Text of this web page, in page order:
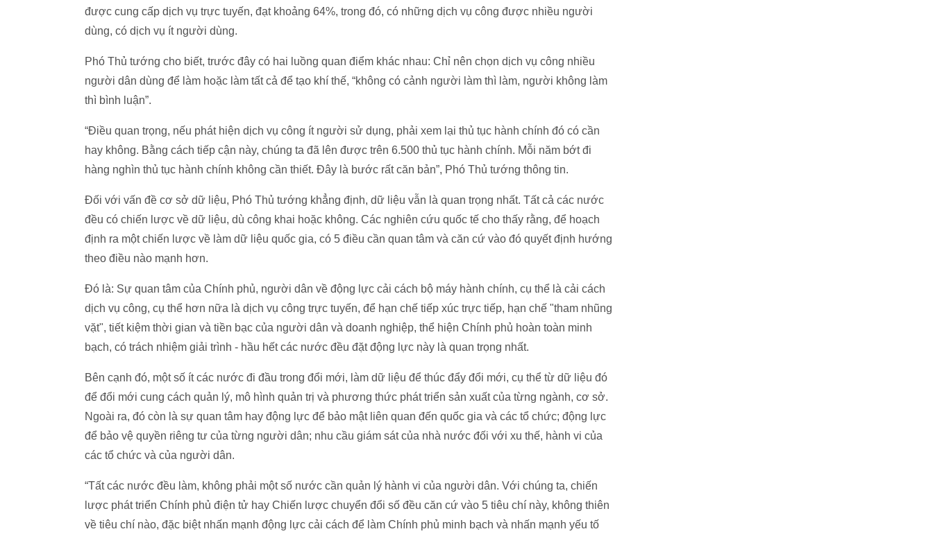
được cung cấp dịch vụ trực tuyến, đạt khoảng 64%, trong đó, có những dịch vụ công được nhiều người
dùng, có dịch vụ ít người dùng.
Phó Thủ tướng cho biết, trước đây có hai luồng quan điểm khác nhau: Chỉ nên chọn dịch vụ công nhiều
người dân dùng để làm hoặc làm tất cả để tạo khí thế, “không có cảnh người làm thì làm, người không làm
thì bình luận”.
“Điều quan trọng, nếu phát hiện dịch vụ công ít người sử dụng, phải xem lại thủ tục hành chính đó có cần
hay không. Bằng cách tiếp cận này, chúng ta đã lên được trên 6.500 thủ tục hành chính. Mỗi năm bớt đi
hàng nghìn thủ tục hành chính không cần thiết. Đây là bước rất căn bản”, Phó Thủ tướng thông tin.
Đối với vấn đề cơ sở dữ liệu, Phó Thủ tướng khẳng định, dữ liệu vẫn là quan trọng nhất. Tất cả các nước
đều có chiến lược về dữ liệu, dù công khai hoặc không. Các nghiên cứu quốc tế cho thấy rằng, để hoạch
định ra một chiến lược về làm dữ liệu quốc gia, có 5 điều cần quan tâm và căn cứ vào đó quyết định hướng
theo điều nào mạnh hơn.
Đó là: Sự quan tâm của Chính phủ, người dân về động lực cải cách bộ máy hành chính, cụ thể là cải cách
dịch vụ công, cụ thể hơn nữa là dịch vụ công trực tuyến, để hạn chế tiếp xúc trực tiếp, hạn chế "tham nhũng
vặt", tiết kiệm thời gian và tiền bạc của người dân và doanh nghiệp, thể hiện Chính phủ hoàn toàn minh
bạch, có trách nhiệm giải trình - hầu hết các nước đều đặt động lực này là quan trọng nhất.
Bên cạnh đó, một số ít các nước đi đầu trong đổi mới, làm dữ liệu để thúc đẩy đổi mới, cụ thể từ dữ liệu đó
để đổi mới cung cách quản lý, mô hình quản trị và phương thức phát triển sản xuất của từng ngành, cơ sở.
Ngoài ra, đó còn là sự quan tâm hay động lực để bảo mật liên quan đến quốc gia và các tổ chức; động lực
để bảo vệ quyền riêng tư của từng người dân; nhu cầu giám sát của nhà nước đối với xu thế, hành vi của
các tổ chức và của người dân.
“Tất các nước đều làm, không phải một số nước cần quản lý hành vi của người dân. Với chúng ta, chiến
lược phát triển Chính phủ điện tử hay Chiến lược chuyển đổi số đều căn cứ vào 5 tiêu chí này, không thiên
về tiêu chí nào, đặc biệt nhấn mạnh động lực cải cách để làm Chính phủ minh bạch và nhấn mạnh yếu tố